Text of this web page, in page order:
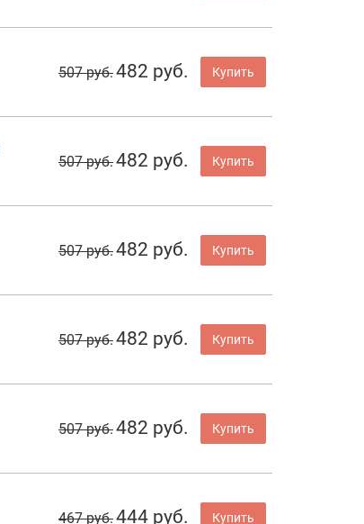
507 руб.482 руб. Купить
507 руб.482 руб. Купить
507 руб.482 руб. Купить
507 руб.482 руб. Купить
507 руб.482 руб. Купить
467 руб.444 руб. Купить